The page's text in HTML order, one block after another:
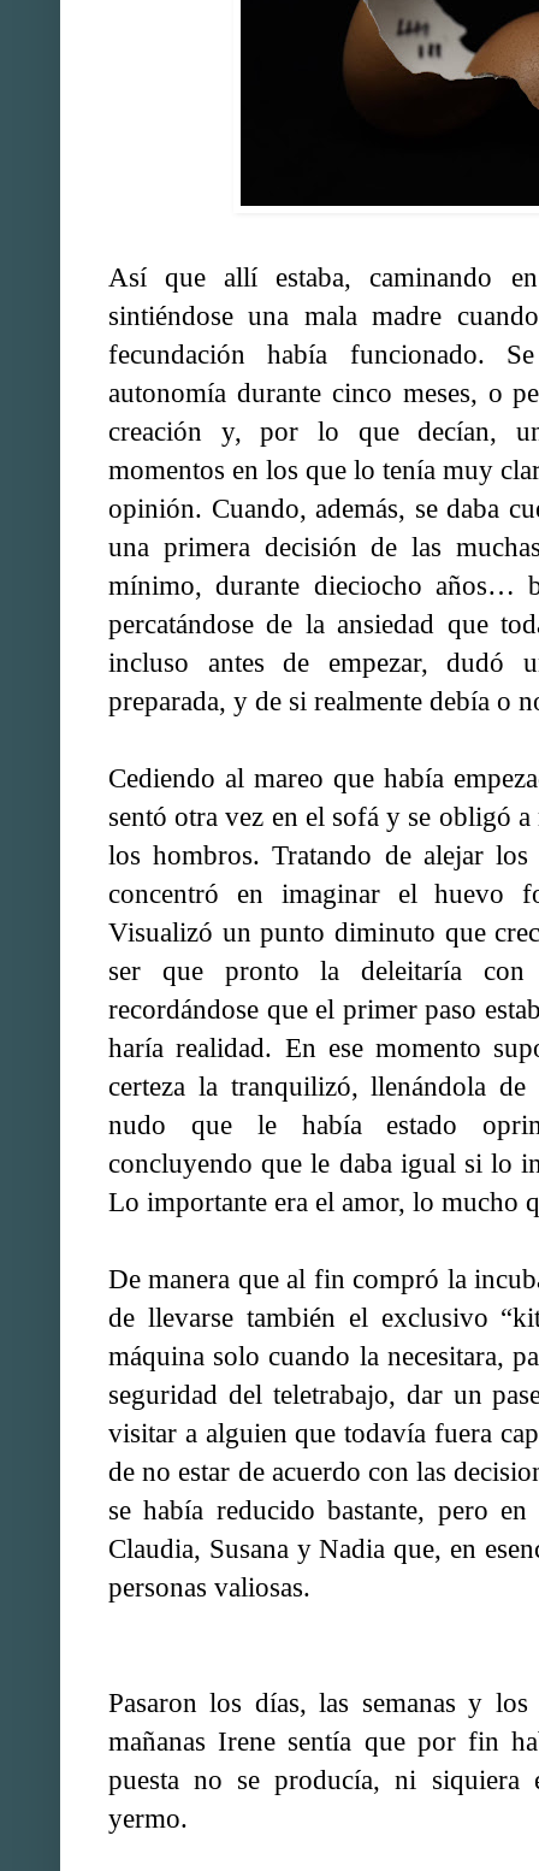
Así que allí estaba, caminando
sintiéndose una mala madre
fecundación había funcionado.
autonomía durante cinco meses, o
creación y, por lo que decían,
momentos en los que lo tenía muy
opinión. Cuando, además, se daba
una primera decisión de las
mínimo, durante dieciocho años…
percatándose de la ansiedad que
incluso antes de empezar, dudó
preparada, y de si realmente debía o
Cediendo al mareo que había
sentó otra vez en el sofá y se obligó
los hombros. Tratando de alejar los
concentró en imaginar el huevo
Visualizó un punto diminuto que
ser que pronto la deleitaría
recordándose que el primer paso
haría realidad. En ese momento
certeza la tranquilizó, llenándola
nudo que le había estado
concluyendo que le daba igual si lo
Lo importante era el amor, lo mucho
De manera que al fin compró la
de llevarse también el exclusivo
máquina solo cuando la necesitara,
seguridad del teletrabajo, dar un
visitar a alguien que todavía fuera
de no estar de acuerdo con las
se había reducido bastante, pero
Claudia, Susana y Nadia que, en
personas valiosas.
Pasaron los días, las semanas y
mañanas Irene sentía que por fin
puesta no se producía, ni siquiera
yermo.